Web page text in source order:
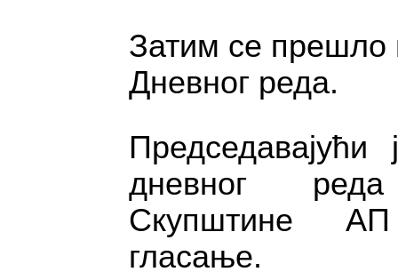
Затим се прешло
Дневног реда.
Председавајући
дневног
Скупштине
гласање.